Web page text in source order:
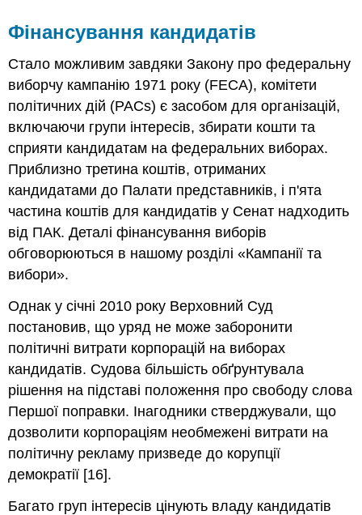
Фінансування кандидатів
Стало можливим завдяки Закону про федеральну
виборчу кампанію 1971 року (FECA), комітети
політичних дій (PACs) є засобом для організацій,
включаючи групи інтересів, збирати кошти та
сприяти кандидатам на федеральних виборах.
Приблизно третина коштів, отриманих
кандидатами до Палати представників, і п'ята
частина коштів для кандидатів у Сенат надходить
від ПАК. Деталі фінансування виборів
обговорюються в нашому розділі «Кампанії та
вибори».
Однак у січні 2010 року Верховний Суд
постановив, що уряд не може заборонити
політичні витрати корпорацій на виборах
кандидатів. Судова більшість обґрунтувала
рішення на підставі положення про свободу слова
Першої поправки. Інагодники стверджували, що
дозволити корпораціям необмежені витрати на
політичну рекламу призведе до корупції
демократії [16].
Багато груп інтересів цінують владу кандидатів